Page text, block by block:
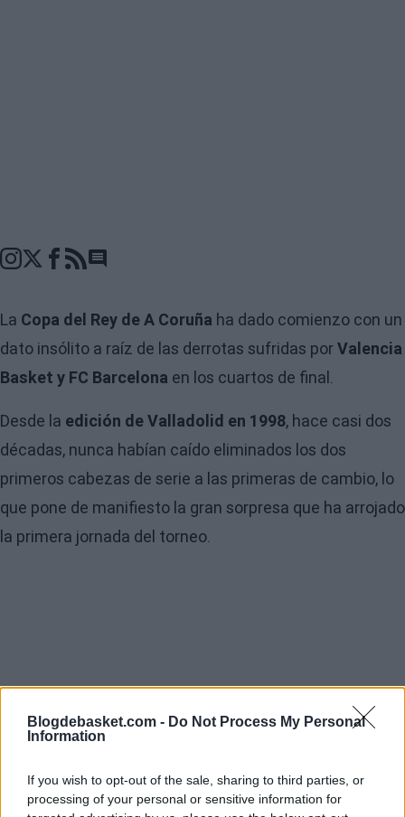
Blogdebasket.com - Do Not Process My Personal
Information
If you wish to opt-out of the sale, sharing to third parties, or
processing of your personal or sensitive information for
Go to comments seciton
La Copa del Rey de A Coruña ha dado comienzo con un
dato insólito a raíz de las derrotas sufridas porValencia
Basket y FC Barcelona en los cuartos de final.
Desde la edición de Valladolid en 1998, hace casi dos
décadas, nunca habían caído eliminados los dos
primeros cabezas de serie a las primeras de cambio, lo
que pone de manifiesto la gran sorpresa que ha arrojado
la primera jornada del torneo.